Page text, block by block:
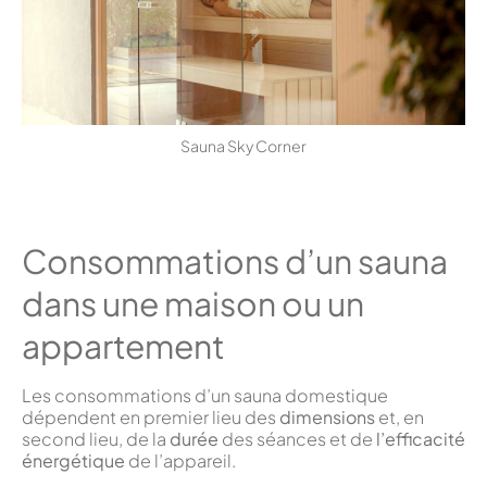
Sauna Sky Corner
Consommations d’un sauna
dans une maison ou un
appartement
Les consommations d’un sauna domestique
dépendent en premier lieu des dimensionset, en
second lieu, de la durée des séances et de l’efficacité
énergétique de l’appareil.